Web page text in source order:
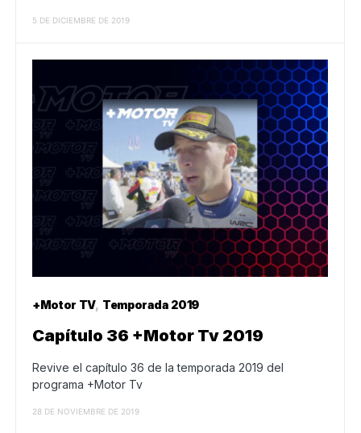
5 DE DICIEMBRE DE 2019
+Motor TV Temporada 2019
Capítulo 36 +Motor Tv 2019
Revive el capítulo 36 de la temporada 2019 del
programa +Motor Tv
28 DE NOVIEMBRE DE 2019